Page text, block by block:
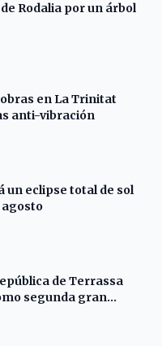
Rodalia por un árbol
en La Trinitat
anti-vibración
un eclipse total de sol
agosto
de Terrassa
segunda gran